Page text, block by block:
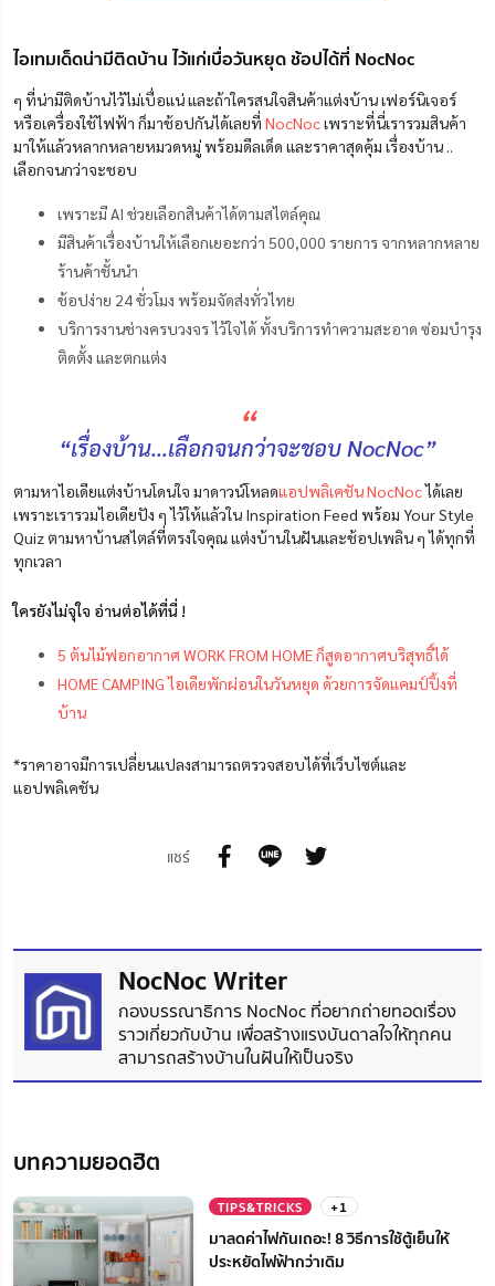
ไอเทมเด็ดน่ามีติดบ้าน ไว้แก่เบื่อวันหยุด ช้อปได้ที่ NocNoc
ๆ ที่น่ามีติดบ้านไว้ไม่เบื่อแน่ และถ้าใครสนใจสินค้าแต่งบ้าน เฟอร์นิเจอร์
หรือเครื่องใช้ไฟฟ้า ก็มาช้อปกันได้เลยที่ NocNocเพราะที่นี่เรารวมสินค้า
มาให้แล้วหลากหลายหมวดหมู่ พร้อมดีลเด็ด และราคาสุดคุ้ม เรื่องบ้าน ..
เลือกจนกว่าจะชอบ
เพราะมี AI ช่วยเลือกสินค้าได้ตามสไตล์คุณ
มีสินค้าเรื่องบ้านให้เลือกเยอะกว่า 500,000 รายการ จากหลากหลาย
ร้านค้าชั้นนํา
ช้อปง่าย 24 ชั่วโมง พร้อมจัดส่งทั่วไทย
บริการงานช่างครบวงจร ไว้ใจได้ ทั้งบริการทำความสะอาด ซ่อมบำรุง
ติดตั้ง และตกแต่ง
“
“เรื่องบ้าน…เลือกจนกว่าจะชอบ NocNoc”
ตามหาไอเดียแต่งบ้านโดนใจ มาดาวน์โหลดแอปพลิเคชัน NocNocได้เลย
เพราะเรารวมไอเดียปัง ๆ ไว้ให้แล้วใน Inspiration Feed พร้อม Your Style
Quiz ตามหาบ้านสไตล์ที่ตรงใจคุณ แต่งบ้านในฝันและช้อปเพลิน ๆ ได้ทุกที่
ทุกเวลา
ใครยังไม่จุใจ อ่านต่อได้ที่นี่ !
5 ต้นไม้ฟอกอากาศ WORK FROM HOME ก็สูดอากาศบริสุทธิ์ได้
HOME CAMPING ไอเดียพักผ่อนในวันหยุด ด้วยการจัดแคมป์ปิ้งที่
บ้าน
*ราคาอาจมีการเปลี่ยนแปลงสามารถตรวจสอบได้ที่เว็บไซต์และ
แอปพลิเคชัน
แชร์
NocNoc Writer
กองบรรณาธิการ NocNoc ที่อยากถ่ายทอดเรื่อง
ราวเกี่ยวกับบ้าน เพื่อสร้างแรงบันดาลใจให้ทุกคน
สามารถสร้างบ้านในฝันให้เป็นจริง
บทความยอดฮิต
TIPS&TRICKS +1
มาลดค่าไฟกันเถอะ! 8 วิธีการใช้ตู้เย็นให้
ประหยัดไฟฟ้ากว่าเดิม